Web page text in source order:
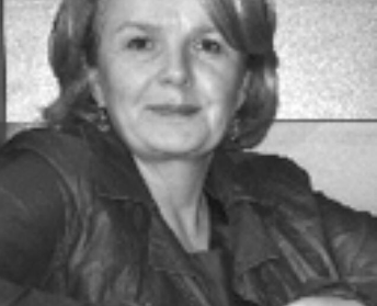
Espace médias
Espace exposant·e·s
Espace enseignant·e·s
Espace participant⋅e⋅s
Espace Salon dans la ville
Espace bénévoles
Devenir bénévole
À propos du Salon
Liste des exposant·e·s
Liste des auteur·rice·s